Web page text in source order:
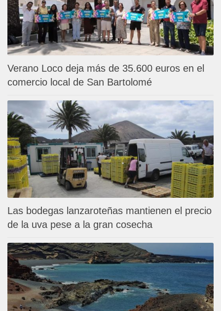
Verano Loco deja más de 35.600 euros en el
comercio local de San Bartolomé
Las bodegas lanzaroteñas mantienen el precio
de la uva pese a la gran cosecha